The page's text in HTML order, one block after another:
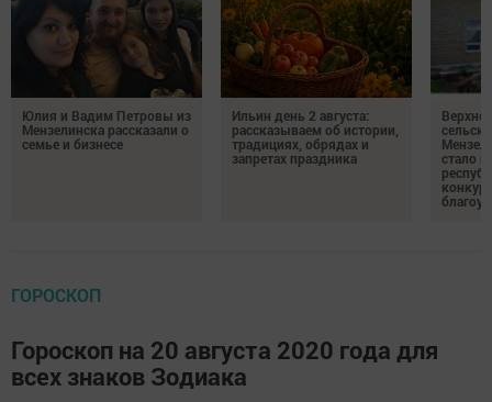
Юлия и Вадим Петровы из
Мензелинска рассказали о
семье и бизнесе
Ильин день 2 августа:
рассказываем об истории,
традициях, обрядах и
запретах праздника
стало
ГОРОСКОП
Гороскоп на 20 августа 2020 года для
всех знаков Зодиака